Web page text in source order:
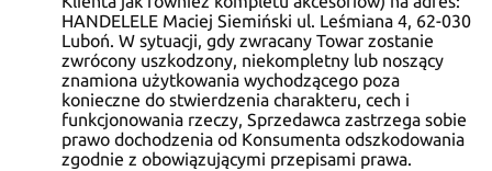
HANDELELE Maciej Siemiński ul. Leśmiana 4, 62-030
Luboń. W sytuacji, gdy zwracany Towar zostanie
zwrócony uszkodzony, niekompletny lub noszący
znamiona użytkowania wychodzącego poza
konieczne do stwierdzenia charakteru, cech i
funkcjonowania rzeczy, Sprzedawca zastrzega sobie
prawo dochodzenia od Konsumenta odszkodowania
zgodnie z obowiązującymi przepisami prawa.